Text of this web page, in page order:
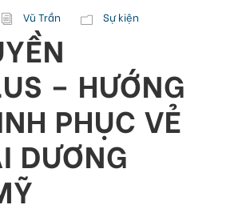
Vũ Trần Sự kiện
– HƯỚNG
PHỤC VẺ
DƯƠNG